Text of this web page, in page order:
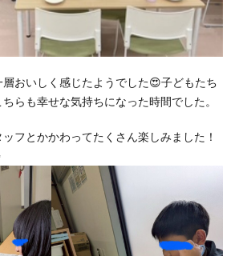
おいしく感じたようでした😍子どもたち
らも幸せな気持ちになった時間でした。
フとかかわってたくさん楽しみました！